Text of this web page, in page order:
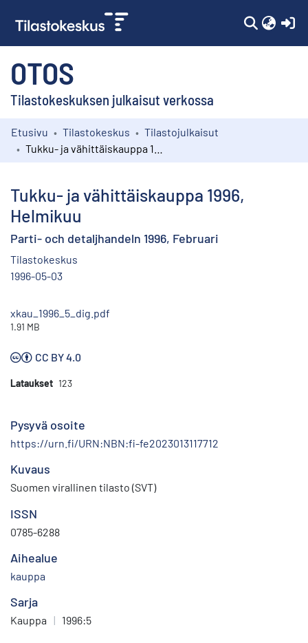
OTOS
Tilastokeskuksen julkaisut verkossa
Kokoelmat
Etusivu Tilastokeskus
Tilastojulkaisut
Tukku- ja vähittäiskauppa 1996,
Helmikuu
Parti- och detaljhandeln 1996, Februari
Tilastokeskus
1996-05-03
xkau_1996_5_dig.pdf
1.91 MB
CC BY 4.0
Lataukset 123
Pysyvä osoite
https://urn.fi/URN:NBN:fi-fe2023013117712
Kuvaus
Suomen virallinen tilasto (SVT)
ISSN
0785-6288
Aihealue
kauppa
Sarja
Kauppa | 1996:5